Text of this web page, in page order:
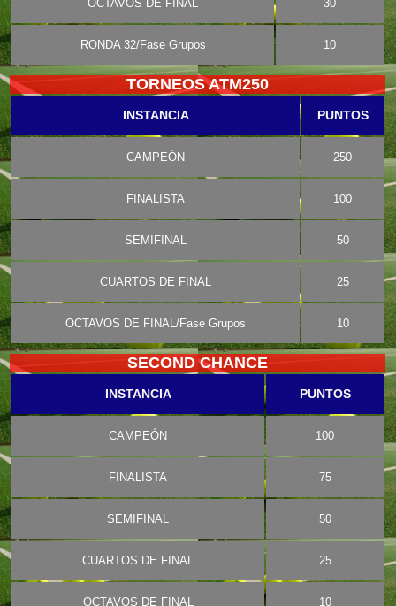
OCTAVOS DE FINAL 30
RONDA 32/Fase Grupos 10
TORNEOS ATM250
INSTANCIA PUNTOS
CAMPEÓN 250
FINALISTA 100
SEMIFINAL 50
CUARTOS DE FINAL 25
OCTAVOS DE FINAL/Fase Grupos 10
SECOND CHANCE
INSTANCIA PUNTOS
CAMPEÓN 100
FINALISTA 75
SEMIFINAL 50
CUARTOS DE FINAL 25
OCTAVOS DE FINAL 10